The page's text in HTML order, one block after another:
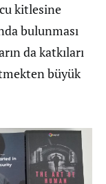
kitlesine
bulunması
da katkıları
büyük